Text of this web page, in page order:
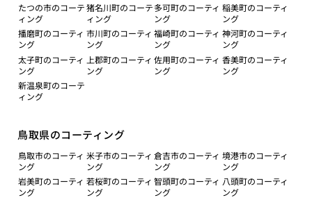
たつの市のコーテ
ィング
猪名川町のコーテ
ィング
多可町のコーティ
ング
稲美町のコーティ
ング
播磨町のコーティ
ング
市川町のコーティ
ング
福崎町のコーティ
ング
神河町のコーティ
ング
太子町のコーティ
ング
上郡町のコーティ
ング
佐用町のコーティ
ング
香美町のコーティ
ング
新温泉町のコーテ
ィング
鳥取県のコーティング
鳥取市のコーティ
ング
米子市のコーティ
ング
倉吉市のコーティ
ング
境港市のコーティ
ング
岩美町のコーティ
ング
若桜町のコーティ
ング
智頭町のコーティ
ング
八頭町のコーティ
ング